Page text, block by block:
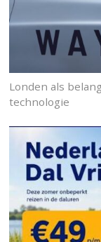
Londen als
technologie